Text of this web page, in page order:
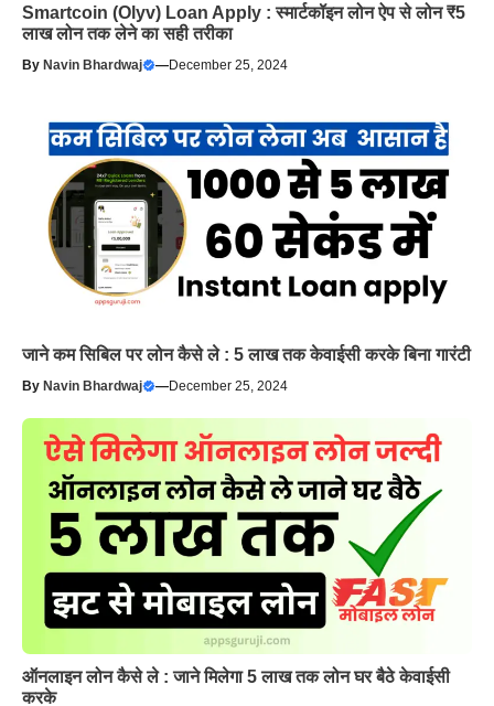
Smartcoin (Olyv) Loan Apply : स्मार्टकॉइन लोन ऐप से लोन ₹5
लाख लोन तक लेने का सही तरीका
By Navin Bhardwaj —December 25, 2024
जाने कम सिबिल पर लोन कैसे ले : 5 लाख तक केवाईसी करके बिना गारंटी
By Navin Bhardwaj —December 25, 2024
ऑनलाइन लोन कैसे ले : जाने मिलेगा 5 लाख तक लोन घर बैठे केवाईसी
करके